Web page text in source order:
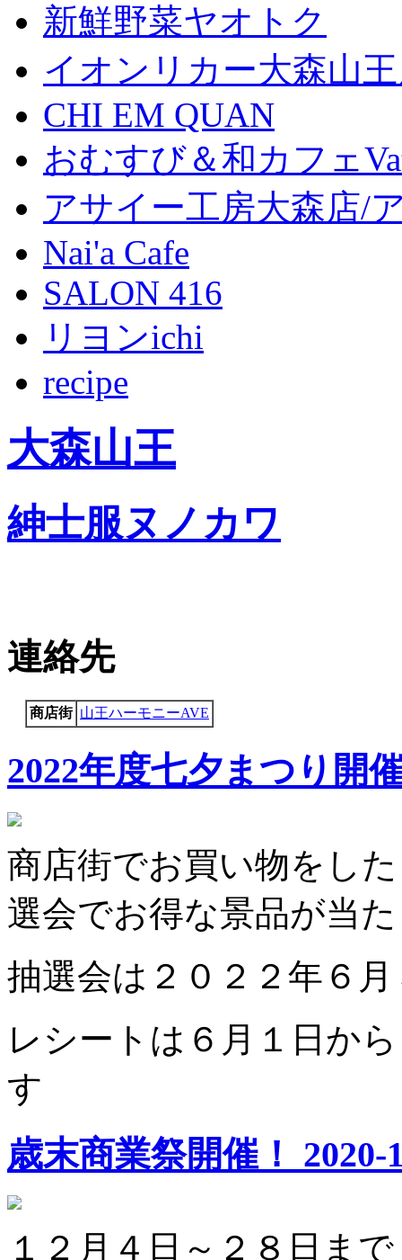
新鮮野菜ヤオトク
イオンリカー大森山
CHI EM QUAN
おむすび＆和カフェ
アサイー工房大森店/
Nai'a Cafe
SALON 416
リヨンichi
recipe
大森山王
紳士服ヌノカワ
連絡先
商店街 山王ハーモニーAVE
2022年度七夕まつり開
商店街でお買い物をし
選会でお得な景品が当
抽選会は２０２２年６
レシートは６月１日か
す
歳末商業祭開催！ 2020-
１２月４日～２８日まで